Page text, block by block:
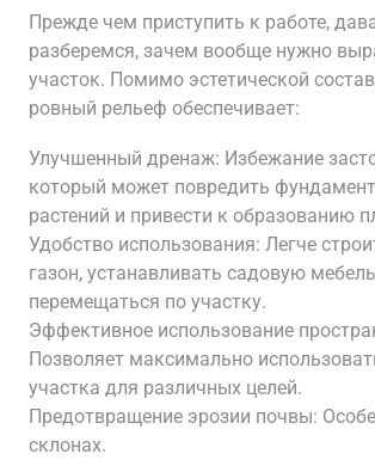
Прежде чем приступить к работе,
разберемся, зачем вообще нужно
участок. Помимо эстетической
ровный рельеф обеспечивает:
Улучшенный дренаж: Избежание
который может повредить
растений и привести к образованию
Удобство использования: Легче
газон, устанавливать садовую
перемещаться по участку.
Эффективное использование
Позволяет максимально
участка для различных целей.
Предотвращение эрозии почвы:
склонах.